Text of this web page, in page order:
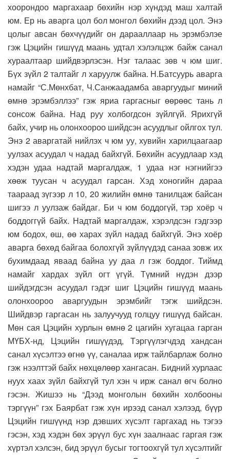
хоорондоо маргахаар бөхийн нэр хүндэд маш халтай
юм. Ер нь аварга цол бол монгол бөхийн дээд цол. Энэ
цолыг авсан бөхчүүдийг он дарааллаар нь эрэмбэлэе
гэж Цэцийн гишүүд маань удтал хэлэлцэж байж санал
хураалтаар шийдвэрлэсэн. Нэг талаас зөв ч юм шиг.
Бүх зүйл 2 талтайг л харуулж байна. Н.Батсуурь аварга
намайг “С.Мөнхбат, Ч.Санжаадамба аваргуудыг миний
өмнө эрэмбэллээ” гэж яриа гаргасныг өөрөөс тань л
сонсож байна. Над руу холбогдсон зүйлгүй. Ярихгүй
байх, учир нь олонхоороо шийдсэн асуудлыг ойлгох тул.
Энэ 2 аваргатай нийлэх ч юм уу, хувийн харилцаагаар
уулзах асуудал ч надад байхгүй. Бөхийн асуудлаар хэд
хэдэн удаа надтай маргалдаж, 1 удаа нэг нэгнийгээ
хөөж туусан ч асуудал гарсан. Хэд хоногийн дараа
таараад зүгээр л 10, 20 жилийн өмнө танилцаж байсан
шигээ л уулзаж байдаг. Би ч юм боддогүй, тэр хоёр ч
боддоггүй байх. Надтай маргалдаж, хэрэлдсэн гэдгээр
юм бодох, өш, өө харах зүйл надад байхгүй. Энэ хоёр
аварга бөхөд байгаа болохгүй зүйлүүдэд санаа зовж их
бухимдаад яваад байна уу даа л гэж боддог. Тиймд
намайг хардах зүйл огт үгүй. Түмний нүдэн дээр
шийдэгдсэн асуудал гэдэг шиг Цэцийн гишүүд маань
олонхоороо аваргуудын эрэмбийг тэгж шийдсэн.
Шийдвэр гаргасан нь залуучууд голцуу гишүүд байсан.
Мөн сая Цэцийн хурлын өмнө 2 цагийн хугацаа гарган
МҮБХ-нд, Цэцийн гишүүдэд, Тэргүүлэгчдэд хандсан
санал хүсэлтээ өгнө үү, саналаа ирж тайлбарлаж болно
гэж нээлттэй байх нөхцөлөөр хангасан. Бидний хурлаас
нуух хаах зүйл байхгүй тул хэн ч ирж санал өгч болно
гэсэн. Жишээ нь “Дээд монголын бөхийн холбооны
тэргүүн” гэх Баярбат гэж хүн ирээд санал хэлээд, бүүр
Цэцийн гишүүнд нэр дэвших хүсэлт гаргахад нь тэгээ
гэсэн, хэд хэдэн бөх эрүүл бус хүн заалнаас гаргая гэж
хүртэл хэлсэн, бид эрүүл бусыг тогтоохгүй тул хүсэлтийг